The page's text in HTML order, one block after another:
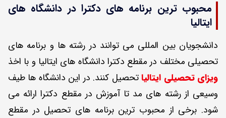
محبوب ترین برنامه های دکترا در دانشگاه های
ایتالیا
دانشجویان بین المللی می توانند در رشته ها و برنامه های
تحصیلی مختلف در مقطع دکترا دانشگاه های ایتالیا و با اخذ
ویزای تحصیلی ایتالیاتحصیل کنند. در این دانشگاه ها طیف
وسیعی از رشته های مد تا آموزش در مقطع دکترا ارائه می
شود. برخی از محبوب ترین برنامه های تحصیل در مقطع